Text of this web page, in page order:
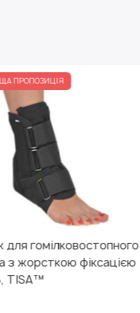
Бандаж на
суглоб із